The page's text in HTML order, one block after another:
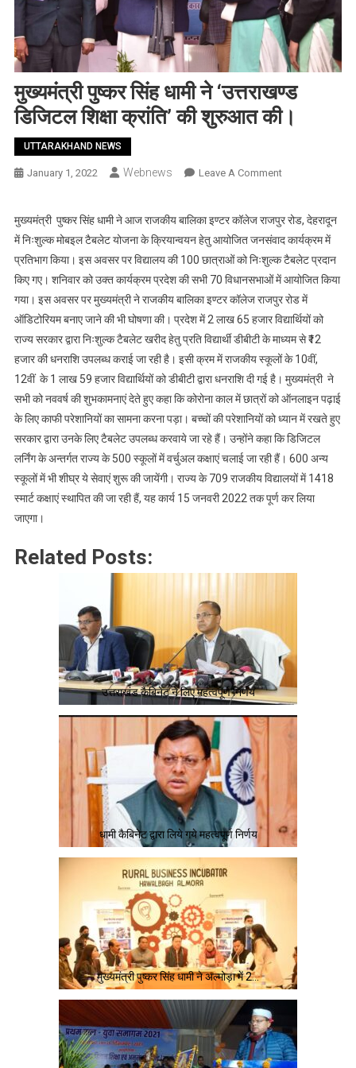
मुख्यमंत्री पुष्कर सिंह धामी ने ‘उत्तराखण्ड
डिजिटल शिक्षा क्रांति’ की शुरुआत की।
UTTARAKHAND NEWS
January 1, 2022 Webnews Leave A CommentOn
सिंह
धामी
ने
‘उत्तराखण्ड
डिजिटल
शिक्षा
क्रांति’
की
शुरुआत
की।
मुख्यमंत्री पुष्कर सिंह धामी ने आज राजकीय बालिका इण्टर कॉलेज राजपुर रोड, देहरादून
में निःशुल्क मोबइल टैबलेट योजना के क्रियान्वयन हेतु आयोजित जनसंवाद कार्यक्रम में
प्रतिभाग किया। इस अवसर पर विद्यालय की 100 छात्राओं को निःशुल्क टैबलेट प्रदान
किए गए। शनिवार को उक्त कार्यक्रम प्रदेश की सभी 70 विधानसभाओं में आयोजित किया
गया। इस अवसर पर मुख्यमंत्री ने राजकीय बालिका इण्टर कॉलेज राजपुर रोड में
ऑडिटोरियम बनाए जाने की भी घोषणा की। प्रदेश में 2 लाख 65 हजार विद्यार्थियों को
राज्य सरकार द्वारा निःशुल्क टैबलेट खरीद हेतु प्रति विद्यार्थी डीबीटी के माध्यम से ₹12
हजार की धनराशि उपलब्ध कराई जा रही है। इसी क्रम में राजकीय स्कूलों के 10वीं,
12वीं के 1 लाख 59 हजार विद्यार्थियों को डीबीटी द्वारा धनराशि दी गई है। मुख्यमंत्री ने
सभी को नववर्ष की शुभकामनाएं देते हुए कहा कि कोरोना काल में छात्रों को ऑनलाइन पढ़ाई
के लिए काफी परेशानियों का सामना करना पड़ा। बच्चों की परेशानियों को ध्यान में रखते हुए
सरकार द्वारा उनके लिए टैबलेट उपलब्ध करवाये जा रहे हैं। उन्होंने कहा कि डिजिटल
लर्निंग के अन्तर्गत राज्य के 500 स्कूलों में वर्चुअल कक्षाएं चलाई जा रही हैं। 600 अन्य
स्कूलों में भी शीघ्र ये सेवाएं शुरू की जायेंगी। राज्य के 709 राजकीय विद्यालयों में 1418
स्मार्ट कक्षाएं स्थापित की जा रही हैं, यह कार्य 15 जनवरी 2022 तक पूर्ण कर लिया
जाएगा।
Related Posts:
उत्तराखंड कैबिनेट ने लिए महत्वपूर्ण निर्णय
धामी कैबिनेट द्वारा लिये गये महत्वपूर्ण निर्णय
मुख्यमंत्री पुष्कर सिंह धामी ने अल्मोड़ा में 2…